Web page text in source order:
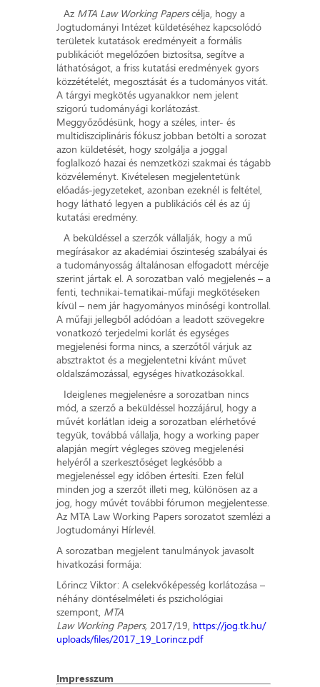
Az MTA Law Working Paperscélja, hogy a
Jogtudományi Intézet küldetéséhez kapcsolódó
területek kutatások eredményeit a formális
publikációt megelőzően biztosítsa, segítve a
láthatóságot, a friss kutatási eredmények gyors
közzétételét, megosztását és a tudományos vitát.
A tárgyi megkötés ugyanakkor nem jelent
szigorú tudományági korlátozást.
Meggyőződésünk, hogy a széles, inter- és
multidiszciplináris fókusz jobban betölti a sorozat
azon küldetését, hogy szolgálja a joggal
foglalkozó hazai és nemzetközi szakmai és tágabb
közvéleményt. Kivételesen megjelentetünk
előadás-jegyzeteket, azonban ezeknél is feltétel,
hogy látható legyen a publikációs cél és az új
kutatási eredmény.
A beküldéssel a szerzők vállalják, hogy a mű
megírásakor az akadémiai őszinteség szabályai és
a tudományosság általánosan elfogadott mércéje
szerint jártak el. A sorozatban való megjelenés – a
fenti, technikai-tematikai-műfaji megkötéseken
kívül – nem jár hagyományos minőségi kontrollal.
A műfaji jellegből adódóan a leadott szövegekre
vonatkozó terjedelmi korlát és egységes
megjelenési forma nincs, a szerzőtől várjuk az
absztraktot és a megjelentetni kívánt művet
oldalszámozással, egységes hivatkozásokkal.
Ideiglenes megjelenésre a sorozatban nincs
mód, a szerző a beküldéssel hozzájárul, hogy a
művét korlátlan ideig a sorozatban elérhetővé
tegyük, továbbá vállalja, hogy a working paper
alapján megírt végleges szöveg megjelenési
helyéről a szerkesztőséget legkésőbb a
megjelenéssel egy időben értesíti. Ezen felül
minden jog a szerzőt illeti meg, különösen az a
jog, hogy művét további fórumon megjelentesse.
Az MTA Law Working Papers sorozatot szemlézi a
Jogtudományi Hírlevél.
A sorozatban megjelent tanulmányok javasolt
hivatkozási formája:
Lőrincz Viktor: A cselekvőképesség korlátozása –
néhány döntéselméleti és pszichológiai
szempont, MTA
Law Working Papers, 2017/19, https://jog.tk.hu/
uploads/files/2017_19_Lorincz.pdf
Impresszum